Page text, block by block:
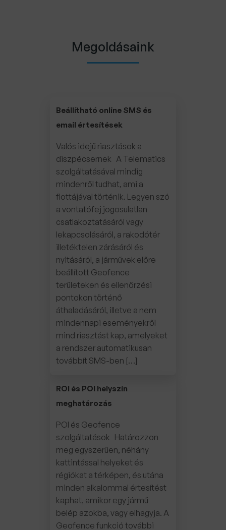
Megoldásaink
Beállítható online SMS és
email értesítések
Valós idejű riasztások a
diszpécsernek A Telematics
szolgáltatásával mindig
mindenről tudhat, ami a
flottájával történik. Legyen szó
a vontatófej jogosulatlan
csatlakoztatásáról vagy
lekapcsolásáról, a rakodótér
illetéktelen zárásáról és
nyitásáról, a járművek előre
beállított Geofence
területeken és ellenőrzési
pontokon történő
áthaladásáról, illetve a nem
mindennapi eseményekről
mind riasztást kap, amelyeket
a rendszer automatikusan
továbbít SMS-ben […]
ROI és POI helyszín
meghatározás
POI és Geofence
szolgáltatások Határozzon
meg egyszerűen, néhány
kattintással helyeket és
régiókat a térképen, és utána
minden alkalommal értesítést
kaphat, amikor egy jármű
belép azokba, vagy elhagyja. A
Geofence funkció további